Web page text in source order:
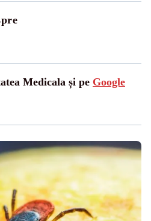
Medicala și pe Google